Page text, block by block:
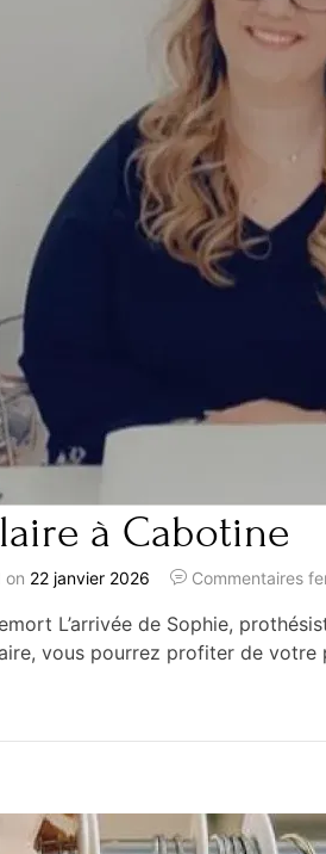
à Cabotine
on 22 janvier 2026 Commentaires
L’arrivée de Sophie,
vous pourrez profiter de